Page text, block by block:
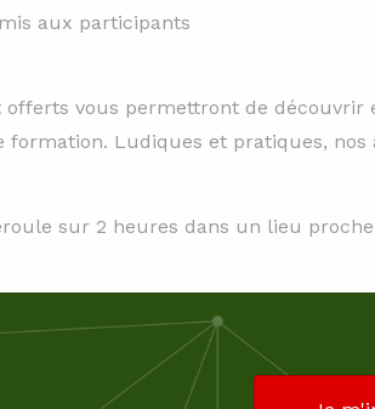
aux participants
offerts vous permettront de
formation. Ludiques et pratiques, nos
sur 2 heures dans un lieu